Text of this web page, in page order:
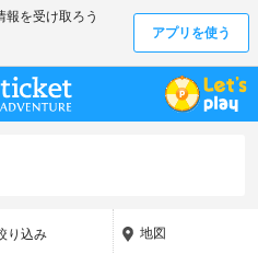
り込み 地図